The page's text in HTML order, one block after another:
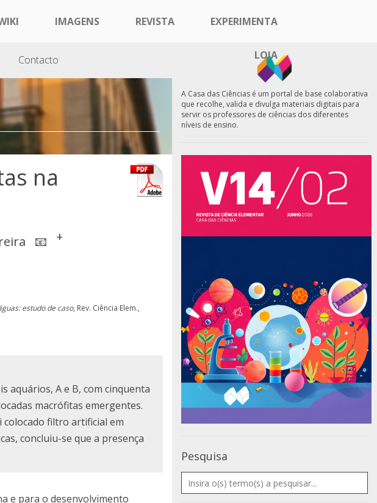
IMAGENS REVISTA EXPERIMENTA
LOJA
Contacto
na
📧 +
estudo de caso, Rev. Ciência Elem.,
aquários, A e B, com cinquenta
macrófitas emergentes.
filtro artificial em
concluiu-se que a presença
e para o desenvolvimento
A Casa das Ciências é um portal de base colaborativa
que recolhe, valida e divulga materiais digitais para
servir os professores de ciências dos diferentes
níveis de ensino.
Pesquisa